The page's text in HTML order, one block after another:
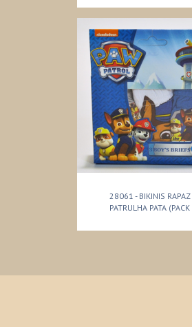
28061 - BIKINIS RAPAZ
PATRULHA PATA